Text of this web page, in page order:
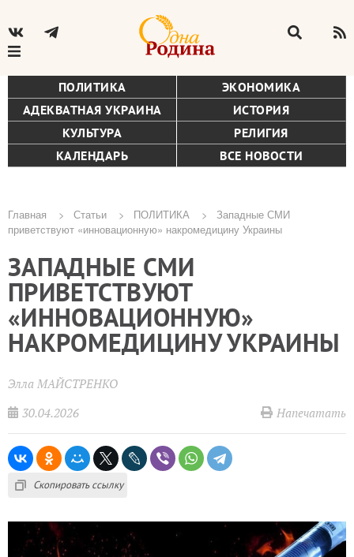
ПОЛИТИКА
ЭКОНОМИКА
АДЕКВАТНАЯ УКРАИНА
ИСТОРИЯ
КУЛЬТУРА
РЕЛИГИЯ
КАЛЕНДАРЬ
ВСЕ НОВОСТИ
Строка
навигации
Главная Статьи ПОЛИТИКА
Западные СМИ
приветствуют «инновационную» накромедицину Украины
ЗАПАДНЫЕ СМИ
ПРИВЕТСТВУЮТ
«ИННОВАЦИОННУЮ»
НАКРОМЕДИЦИНУ УКРАИНЫ
Элла МАЙСТРЕНКО
30.04.2026
Напечатать
Скопировать ссылку